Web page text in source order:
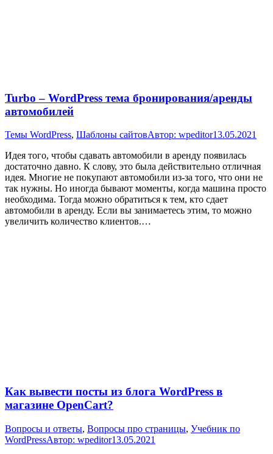
Turbo – WordPress тема бронирования/аренды
автомобилей
Темы WordPress, Шаблоны сайтовАвтор: wpeditor13.05.2021
Идея того, чтобы сдавать автомобили в аренду появилась
достаточно давно. К слову, это была действительно отличная
идея. Многие не покупают автомобили из-за того, что они не
так нужны. Но иногда бывают моменты, когда машина просто
необходима. Тогда можно обратиться к тем, кто сдает
автомобили в аренду. Если вы занимаетесь этим, то можно
увеличить количество клиентов.…
Как вывести посты из блога WordPress в
магазине OpenCart?
Вопросы и ответы, Вопросы про страницы, Учебник по
WordPressАвтор: wpeditor13.05.2021